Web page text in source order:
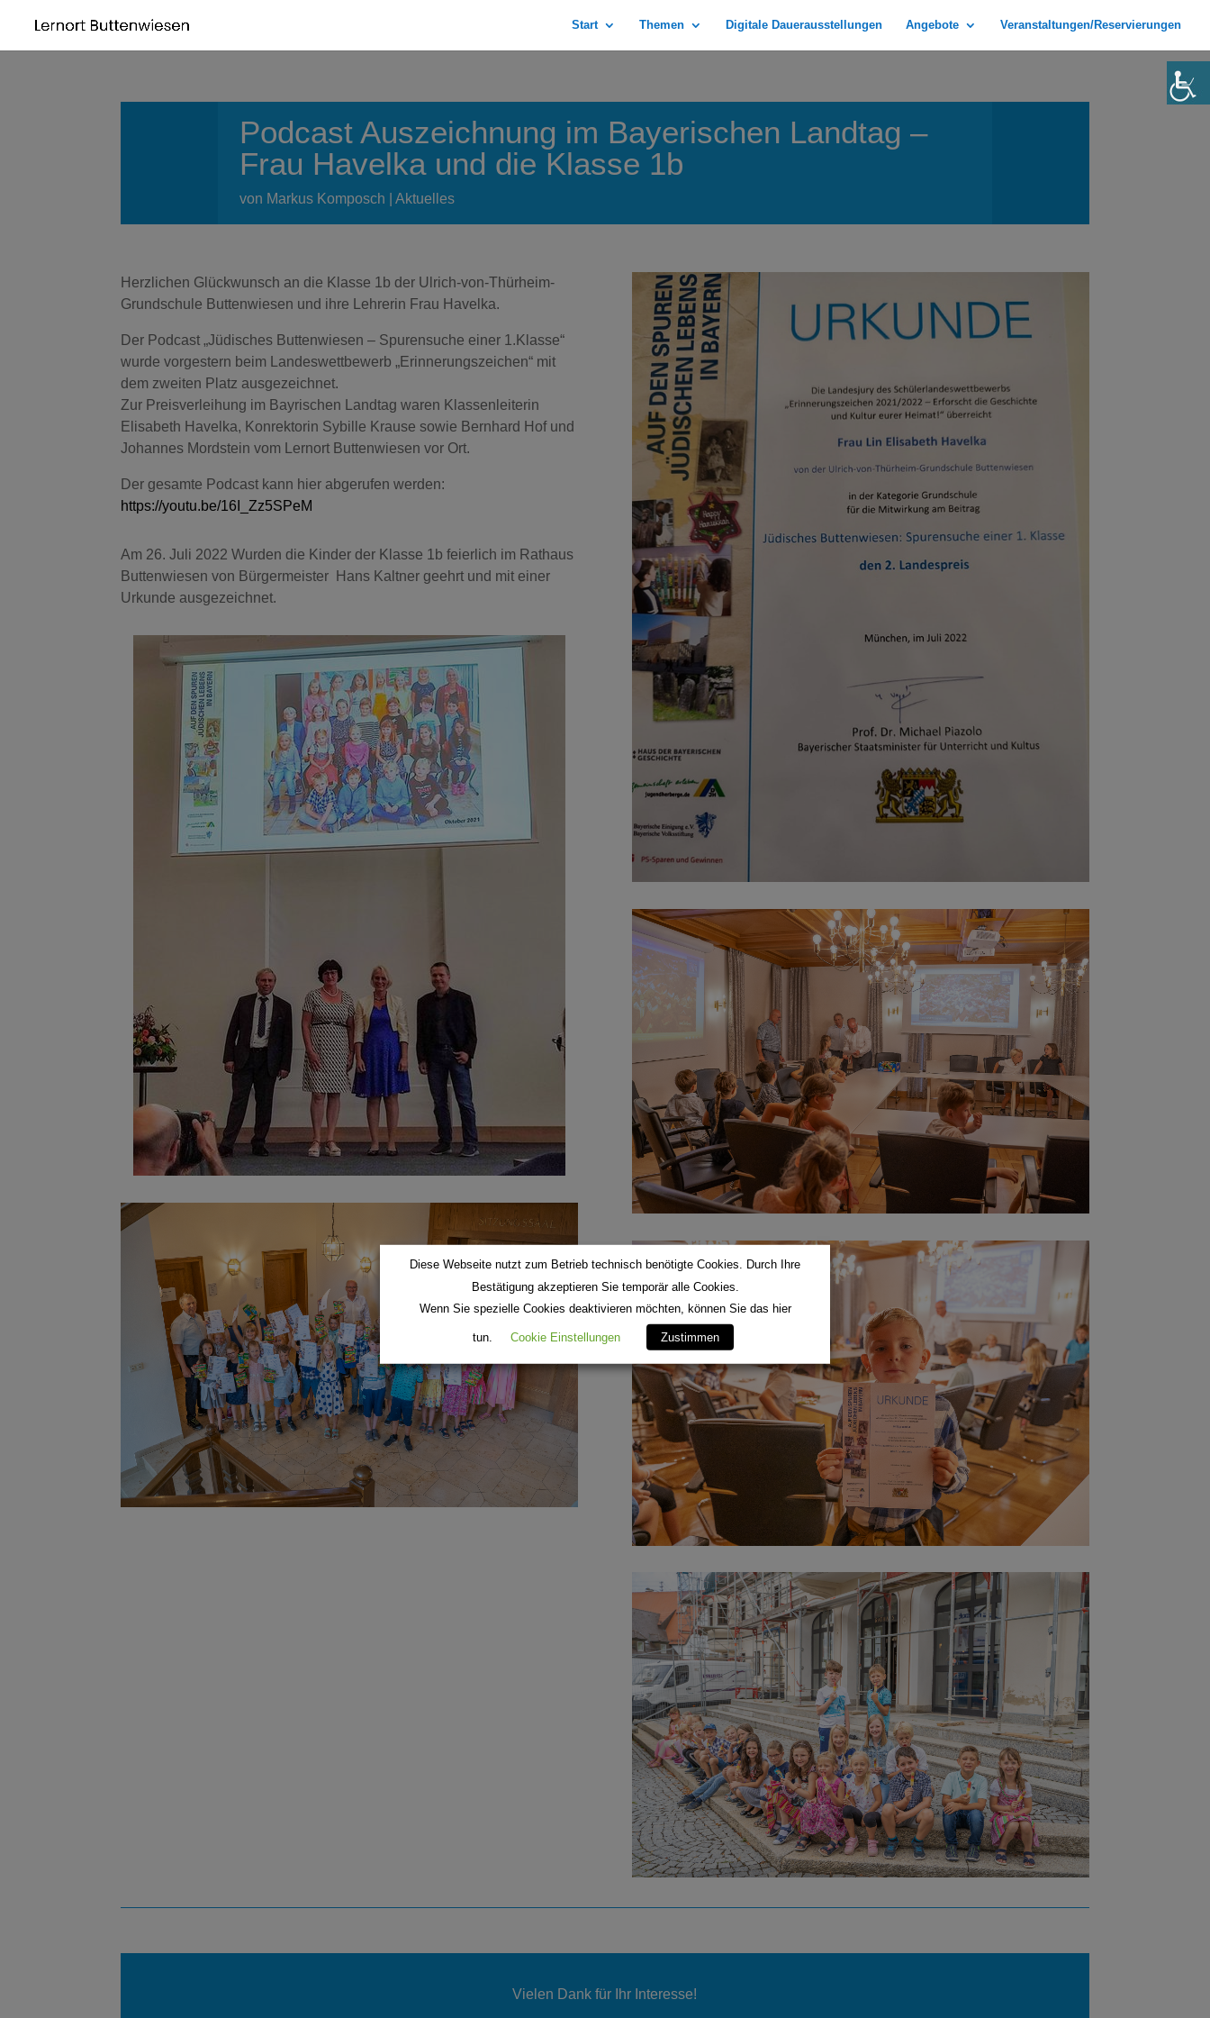
Start Themen Digitale Dauerausstellungen Angebote Veranstaltungen/Reservierungen
Podcast Auszeichnung im Bayerischen Landtag –
Frau Havelka und die Klasse 1b
von Markus Komposch Aktuelles
Herzlichen Glückwunsch an die Klasse 1b der Ulrich-von-Thürheim-
Grundschule Buttenwiesen und ihre Lehrerin Frau Havelka.
Der Podcast „Jüdisches Buttenwiesen – Spurensuche einer 1.Klasse“
wurde vorgestern beim Landeswettbewerb „Erinnerungszeichen“ mit
dem zweiten Platz ausgezeichnet.
Zur Preisverleihung im Bayrischen Landtag waren Klassenleiterin
Elisabeth Havelka, Konrektorin Sybille Krause sowie Bernhard Hof und
Johannes Mordstein vom Lernort Buttenwiesen vor Ort.
Der gesamte Podcast kann hier abgerufen werden:
https://youtu.be/16I_Zz5SPeM
Am 26. Juli 2022 Wurden die Kinder der Klasse 1b feierlich im Rathaus
Buttenwiesen von Bürgermeister Hans Kaltner geehrt und mit einer
Urkunde ausgezeichnet.
Vielen Dank für Ihr Interesse!
Diese Webseite nutzt zum Betrieb technisch benötigte Cookies. Durch Ihre
Bestätigung akzeptieren Sie temporär alle Cookies.
Wenn Sie spezielle Cookies deaktivieren möchten, können Sie das hier
tun. Cookie Einstellungen Zustimmen